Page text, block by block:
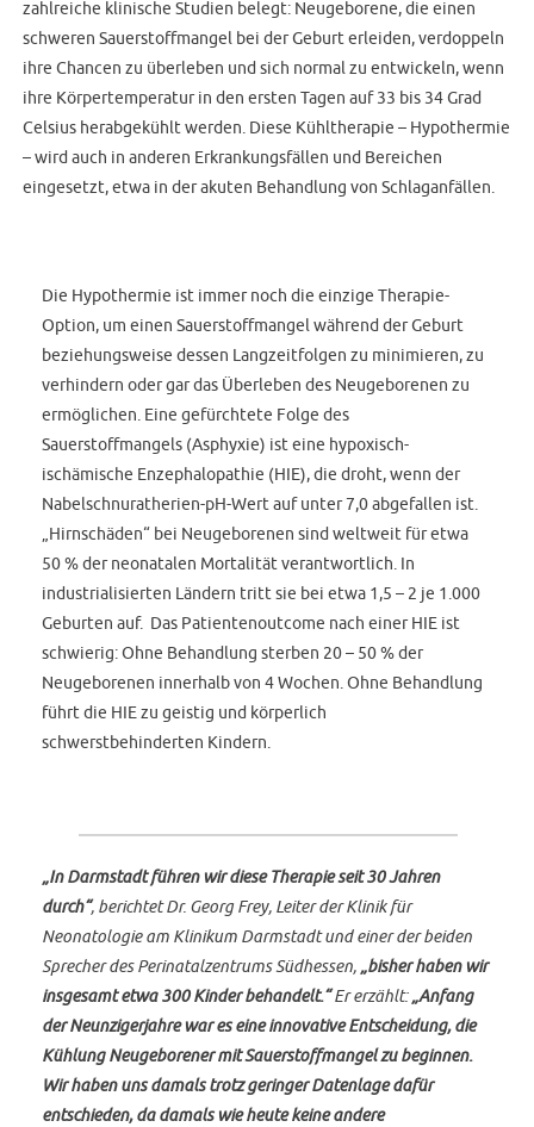
zahlreiche klinische Studien belegt: Neugeborene, die einen
schweren Sauerstoffmangel bei der Geburt erleiden, verdoppeln
ihre Chancen zu überleben und sich normal zu entwickeln, wenn
ihre Körpertemperatur in den ersten Tagen auf 33 bis 34 Grad
Celsius herabgekühlt werden. Diese Kühltherapie – Hypothermie
– wird auch in anderen Erkrankungsfällen und Bereichen
eingesetzt, etwa in der akuten Behandlung von Schlaganfällen.
Die Hypothermie ist immer noch die einzige Therapie-
Option, um einen Sauerstoffmangel während der Geburt
beziehungsweise dessen Langzeitfolgen zu minimieren, zu
verhindern oder gar das Überleben des Neugeborenen zu
ermöglichen. Eine gefürchtete Folge des
Sauerstoffmangels (Asphyxie) ist eine hypoxisch-
ischämische Enzephalopathie (HIE), die droht, wenn der
Nabelschnuratherien-pH-Wert auf unter 7,0 abgefallen ist.
„Hirnschäden“ bei Neugeborenen sind weltweit für etwa
50 % der neonatalen Mortalität verantwortlich. In
industrialisierten Ländern tritt sie bei etwa 1,5 – 2 je 1.000
Geburten auf. Das Patientenoutcome nach einer HIE ist
schwierig: Ohne Behandlung sterben 20 – 50 % der
Neugeborenen innerhalb von 4 Wochen. Ohne Behandlung
führt die HIE zu geistig und körperlich
schwerstbehinderten Kindern.
„In Darmstadt führen wir diese Therapie seit 30 Jahren
durch“, berichtet Dr. Georg Frey, Leiter der Klinik für
Neonatologie am Klinikum Darmstadt und einer der beiden
Sprecher des Perinatalzentrums Südhessen, „bisher haben wir
insgesamt etwa 300 Kinder behandelt.“Er erzählt:„Anfang
der Neunzigerjahre war es eine innovative Entscheidung, die
Kühlung Neugeborener mit Sauerstoffmangel zu beginnen.
Wir haben uns damals trotz geringer Datenlage dafür
entschieden, da damals wie heute keine andere